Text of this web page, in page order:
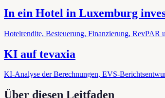
In ein Hotel in Luxemburg
Hotelrendite, Besteuerung, Finanzierung, RevPAR
KI auf tevaxia
KI-Analyse der Berechnungen, EVS-
Über diesen Leitfaden